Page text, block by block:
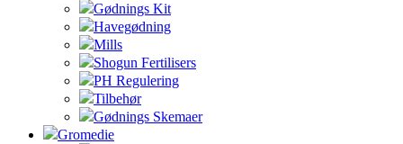
Gødnings Kit
Havegødning
Mills
Shogun Fertilisers
PH Regulering
Tilbehør
Gødnings Skemaer
Gromedie